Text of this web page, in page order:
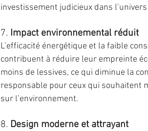
investissement judicieux dans
7. Impact environnemental réduit
L’efficacité énergétique et la faible
contribuent à réduire leur empreinte
moins de lessives, ce qui diminue la
responsable pour ceux qui souhaitent
sur l’environnement.
8. Design moderne et attrayant